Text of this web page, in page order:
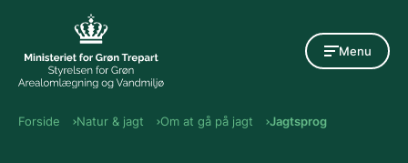
Menu
Forside Natur & jagt Om at gå på jagt Jagtsprog